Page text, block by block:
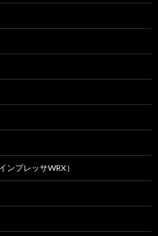
ンプレッサWRX）